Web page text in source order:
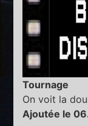
Tournage
On voit la
Ajoutée le